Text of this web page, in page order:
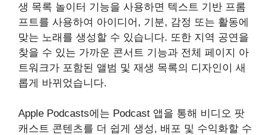
생 목록 놀이터 기능을 사용하면 텍스트 기반 프롬
프트를 사용하여 아이디어, 기분, 감정 또는 활동에
맞는 노래를 생성할 수 있습니다. 또한 지역 공연을
찾을 수 있는 가까운 콘서트 기능과 전체 페이지 아
트워크가 포함된 앨범 및 재생 목록의 디자인이 새
롭게 바뀌었습니다.
Apple Podcasts에는 Podcast 앱을 통해 비디오 팟
캐스트 콘텐츠를 더 쉽게 생성, 배포 및 수익화할 수